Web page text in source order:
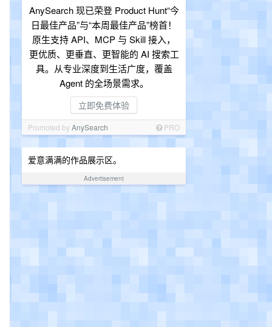
AnySearch 现已荣登 Product Hunt“今
日最佳产品”与“本周最佳产品”榜首！
原生支持 API、MCP 与 Skill 接入，
更优质、更垂直、更智能的 AI 搜索工
具。从专业深度到生活广度，覆盖
Agent 的全场景需求。
立即免费体验
Promoted byAnySearch PRO
爱意满满的作品展示区。
Advertisement